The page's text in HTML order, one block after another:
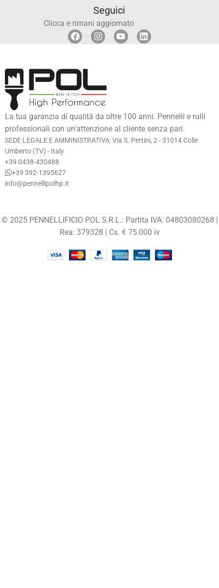
Seguici
Clicca e rimani aggiornato
La tua garanzia di qualità da oltre 100 anni. Pennelli e rulli
professionali con un'attenzione al cliente senza pari.
SEDE LEGALE E AMMINISTRATIVA: Via S. Pertini, 2 - 31014 Colle
Umberto (TV) - Italy
+39 0438-430488
+39 392-1395627
info@pennellipolhp.it
© 2025 PENNELLIFICIO POL S.R.L.: Partita IVA: 04803080268 |
Rea: 379328 | Cs. € 75.000 iv